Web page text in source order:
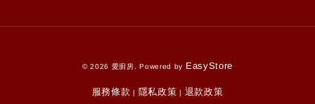
© 2026 愛廚房. Powered by EasyStore
服務條款 | 隱私政策 | 退款政策